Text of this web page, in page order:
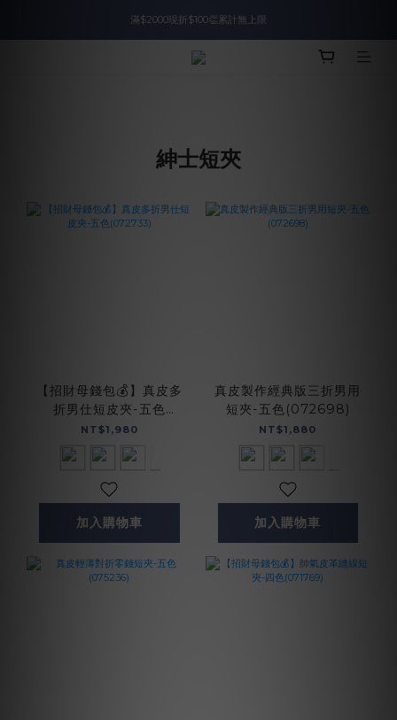
入會即領$888購物金🙌
滿$2000現折$100👏累計無上限
入會即領$888購物金🙌
紳士短夾
【招財母錢包💰】真皮多
折男仕短皮夾-五色
(072733)
NT$1,980
加入購物車
真皮製作經典版三折男用
短夾-五色(072698)
NT$1,880
加入購物車